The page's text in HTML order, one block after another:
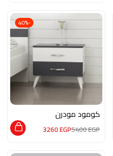
-40%
كومود مودرن
MON178
5400EGP
3260EGP